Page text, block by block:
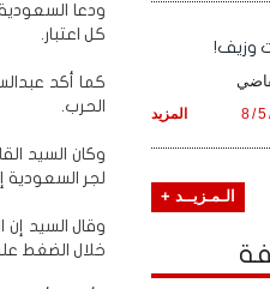
ودعا
كل اعتبار.
كما أكد
الحرب.
وكان السيد
لجر
وقال السيد
خلال الضغط
وزيف!
المزيد 8/
الـمـزيــد +